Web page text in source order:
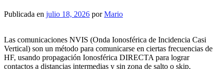
Publicada en julio 18, 2026 porMario
Las comunicaciones NVIS (Onda Ionosférica de Incidencia Casi
Vertical) son un método para comunicarse en ciertas frecuencias de
HF, usando propagación Ionosférica DIRECTA para lograr
contactos a distancias intermedias y sin zona de salto o skip,